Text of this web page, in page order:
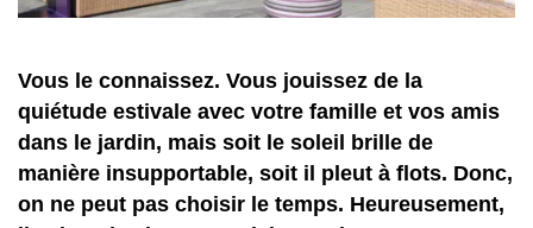
Vous le connaissez. Vous jouissez de la
quiétude estivale avec votre famille et vos amis
dans le jardin, mais soit le soleil brille de
manière insupportable, soit il pleut à flots. Donc,
on ne peut pas choisir le temps. Heureusement,